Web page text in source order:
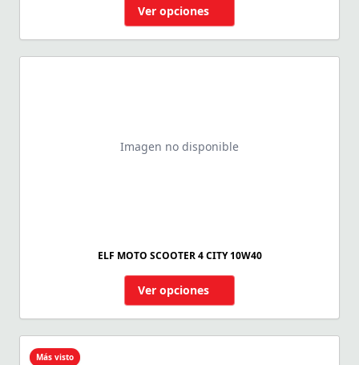
Ver opciones
Imagen no disponible
ELF MOTO SCOOTER 4 CITY 10W40
Ver opciones
Más visto